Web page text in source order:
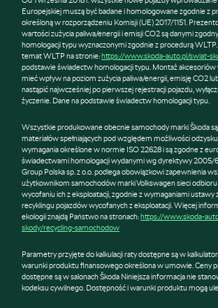
Europejskiej muszą być badane i homologowane zgodnie z
określoną w rozporządzeniu Komisji (UE) 2017/1151.
wartości zużycia paliwa/energii i emisji CO2 są danymi
homologacji typu wyznaczonymi zgodnie z procedurą
temat WLTP na stronie:https://www.skoda-auto.pl/swiat-
podstawie świadectw homologacji typu. Montaż
mieć wpływ na poziom zużycia paliwa/energii, emisję CO2
nastąpić najwcześniej po pierwszej rejestracji pojazdu,
życzenie. Dane na podstawie świadectw homologacji typu.
Wszystkie produkowane obecnie samochody marki Škoda
materiałów spełniających pod względem możliwości
wymagania określone w normie ISO 22628 i są zgodne z
świadectwami homologacji wydanymi wg dyrektywy 2005/
Group Polska sp. z o.o. podlega obowiązkowi zapewnienia
użytkownikom samochodów marki Volkswagen sieci
wycofaniu ich z eksploatacji, zgodnie z wymaganiami ustawy
recyklingu pojazdów wycofanych z eksploatacji. Więcej
ekologii znajdą Państwo na stronach:https://www.skoda-
skody/recycling-samochodow
Parametry przyjęte do kalkulacji raty dostępne są w
warunki produktu finansowego określona w umowie. Ceny
dostępne są w salonach Škoda Niniejsza informacja nie
kodeksu cywilnego. Dostępność i warunki produktu mogą